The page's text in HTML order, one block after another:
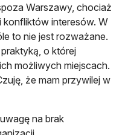
Warszawy, chociaż
konfliktów interesów. W
to nie jest rozważane.
o której
możliwych miejscach.
że mam przywilej w
na brak